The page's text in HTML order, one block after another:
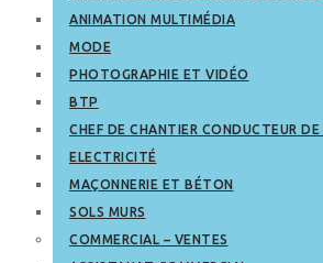
ANIMATION MULTIMÉDIA
MODE
PHOTOGRAPHIE ET VIDÉO
BTP
CHEF DE CHANTIER CONDUCTEUR
ELECTRICITÉ
MAÇONNERIE ET BÉTON
SOLS MURS
COMMERCIAL – VENTES